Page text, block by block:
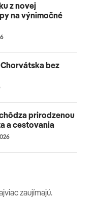
z novej
na výnimočné
bez
prirodzenou
a cestovania
zaujímajú.